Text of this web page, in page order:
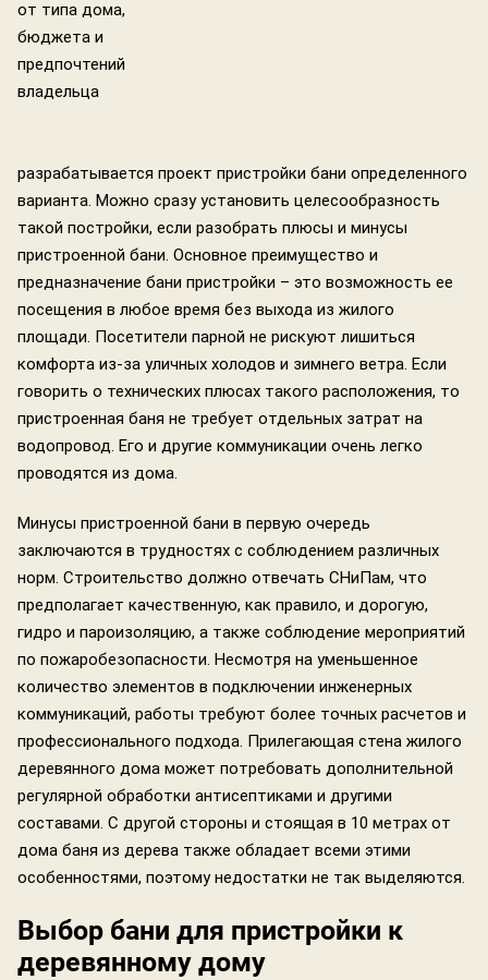
от типа дома,
бюджета и
предпочтений
владельца
разрабатывается проект пристройки бани определенного
варианта. Можно сразу установить целесообразность
такой постройки, если разобрать плюсы и минусы
пристроенной бани. Основное преимущество и
предназначение бани пристройки – это возможность ее
посещения в любое время без выхода из жилого
площади. Посетители парной не рискуют лишиться
комфорта из-за уличных холодов и зимнего ветра. Если
говорить о технических плюсах такого расположения, то
пристроенная баня не требует отдельных затрат на
водопровод. Его и другие коммуникации очень легко
проводятся из дома.
Минусы пристроенной бани в первую очередь
заключаются в трудностях с соблюдением различных
норм. Строительство должно отвечать СНиПам, что
предполагает качественную, как правило, и дорогую,
гидро и пароизоляцию, а также соблюдение мероприятий
по пожаробезопасности. Несмотря на уменьшенное
количество элементов в подключении инженерных
коммуникаций, работы требуют более точных расчетов и
профессионального подхода. Прилегающая стена жилого
деревянного дома может потребовать дополнительной
регулярной обработки антисептиками и другими
составами. С другой стороны и стоящая в 10 метрах от
дома баня из дерева также обладает всеми этими
особенностями, поэтому недостатки не так выделяются.
Выбор бани для пристройки к
деревянному дому